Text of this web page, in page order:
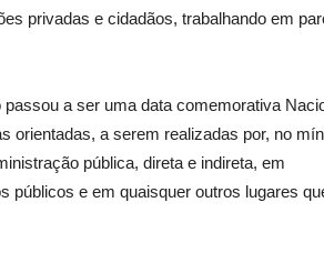
privadas e cidadãos, trabalhando em
a ser uma data comemorativa
orientadas, a serem realizadas por, no
pública, direta e indireta, em
públicos e em quaisquer outros lugares